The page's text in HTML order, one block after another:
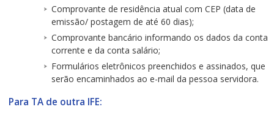
Comprovante de residência atual com CEP (data de
emissão/ postagem de até 60 dias);
Comprovante bancário informando os dados da conta
corrente e da conta salário;
Formulários eletrônicos preenchidos e assinados, que
serão encaminhados ao e-mail da pessoa servidora.
Para TA de outra IFE: